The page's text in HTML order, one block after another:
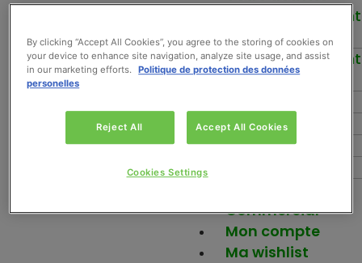
Etablissement
scolaire
santé
Entreprise
Boulangerie
Commercial
Mon compte
Ma wishlist
By clicking “Accept All Cookies”, you agree to the storing of cookies on
your device to enhance site navigation, analyze site usage, and assist
in our marketing efforts. Politique de protection des données
personelles
Reject All Accept All Cookies
Cookies Settings